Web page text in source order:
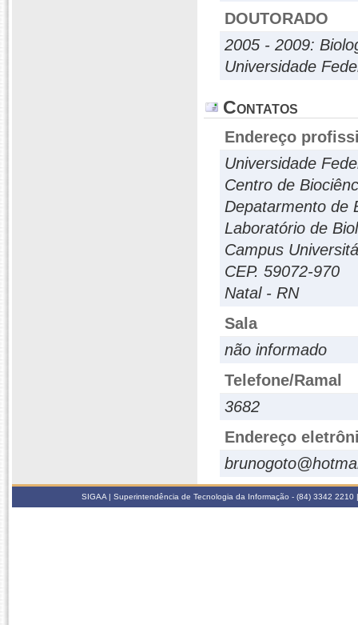
DOUTORADO
2005 - 2009:
Universidade
Contatos
Endereço
Universidade
Centro de
Depatarmento de
Laboratório de
Campus
CEP. 59072-970
Natal - RN
Sala
não informado
Telefone/Ramal
3682
Endereço
SIGAA | Superintendência de Tecnologia da Informação - (84) 3342